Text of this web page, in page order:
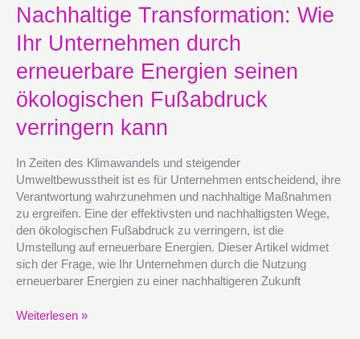
Nachhaltige Transformation: Wie
Ihr Unternehmen durch
erneuerbare Energien seinen
ökologischen Fußabdruck
verringern kann
In Zeiten des Klimawandels und steigender
Umweltbewusstheit ist es für Unternehmen entscheidend, ihre
Verantwortung wahrzunehmen und nachhaltige Maßnahmen
zu ergreifen. Eine der effektivsten und nachhaltigsten Wege,
den ökologischen Fußabdruck zu verringern, ist die
Umstellung auf erneuerbare Energien. Dieser Artikel widmet
sich der Frage, wie Ihr Unternehmen durch die Nutzung
erneuerbarer Energien zu einer nachhaltigeren Zukunft
Nachhaltige
Transformation:
Wie
Unternehmen
durch
erneuerbare
Energien
ökologischen
Fußabdruck
verringern
kann
Weiterlesen »